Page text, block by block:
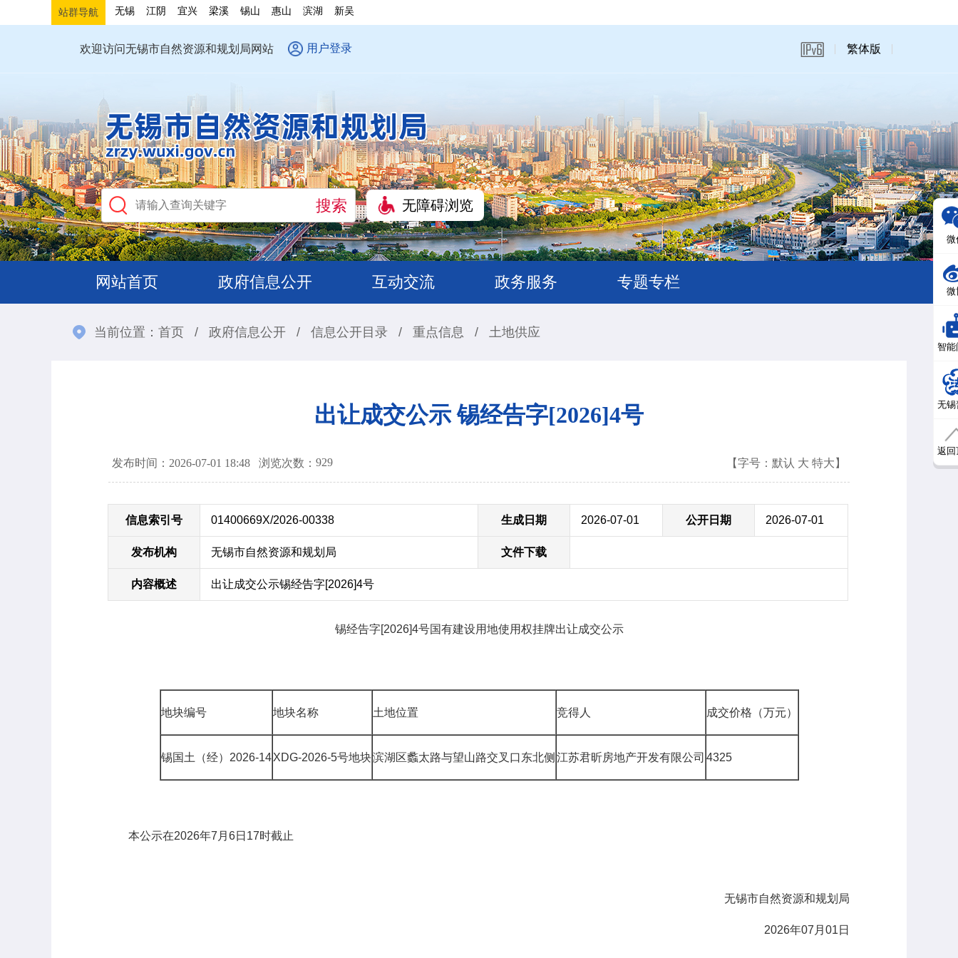
站群导航 无锡 江阴 宜兴 梁溪 锡山 惠山 滨湖 新吴
欢迎访问无锡市自然资源和规划局网站 用户登录 繁体版
无障碍浏览
网站首页 政府信息公开 互动交流 政务服务 专题专栏
当前位置： 首页 / 政府信息公开 / 信息公开目录 / 重点信息 / 土地供应
出让成交公示 锡经告字[2026]4号
发布时间：2026-07-01 18:48 浏览次数： 929 【字号： 默认 大 特大 】
信息索引号 01400669X/2026-00338 生成日期 2026-07-01 公开日期 2026-07-01
发布机构 无锡市自然资源和规划局 文件下载
内容概述 出让成交公示锡经告字[2026]4号
锡经告字[2026]4号国有建设用地使用权挂牌出让成交公示
地块编号 地块名称 土地位置 竞得人 成交价格（万元）
锡国土（经）2026-14 XDG-2026-5号地块滨湖区蠡太路与望山路交叉口东北侧 江苏君昕房地产开发有限公司 4325
本公示在2026年7月6日17时截止
无锡市自然资源和规划局
2026年07月01日
微
微
智能
无锡
返回